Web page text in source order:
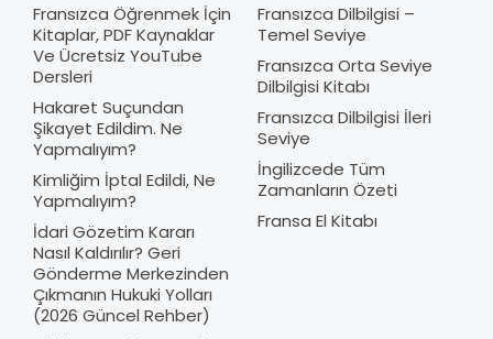
Fransızca Öğrenmek İçin
Kitaplar, PDF Kaynaklar
Ve Ücretsiz YouTube
Dersleri
Hakaret Suçundan
Şikayet Edildim. Ne
Yapmalıyım?
Kimliğim İptal Edildi, Ne
Yapmalıyım?
İdari Gözetim Kararı
Nasıl Kaldırılır? Geri
Gönderme Merkezinden
Çıkmanın Hukuki Yolları
(2026 Güncel Rehber)
Fransızca Dilbilgisi –
Temel Seviye
Fransızca Orta Seviye
Dilbilgisi Kitabı
Fransızca Dilbilgisi İleri
Seviye
İngilizcede Tüm
Zamanların Özeti
Fransa El Kitabı